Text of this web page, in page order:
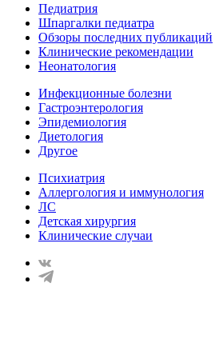
Педиатрия
Шпаргалки педиатра
Обзоры последних публикаций
Клинические рекомендации
Неонатология
Инфекционные болезни
Гастроэнтерология
Эпидемиология
Диетология
Другое
Психиатрия
Аллергология и иммунология
ЛС
Детская хирургия
Клинические случаи